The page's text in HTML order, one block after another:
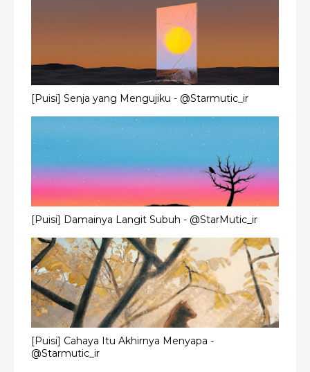
[Puisi] Senja yang Mengujiku - @Starmutic_ir
[Puisi] Damainya Langit Subuh - @StarMutic_ir
[Puisi] Cahaya Itu Akhirnya Menyapa -
@Starmutic_ir